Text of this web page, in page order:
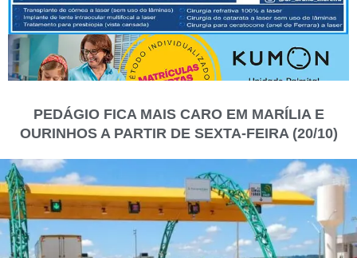
PEDÁGIO FICA MAIS CARO EM MARÍLIA E
OURINHOS A PARTIR DE SEXTA-FEIRA (20/10)